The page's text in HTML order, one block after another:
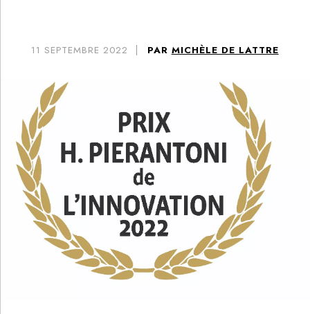
11 SEPTEMBRE 2022 PAR MICHÈLE DE LATTRE